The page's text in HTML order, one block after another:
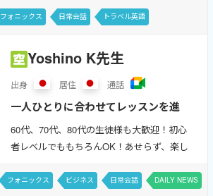
語を楽しく教えます！ 子どもから
ウトプットを重視し、正しい発音を身につ
フォニックス 日常会話 トラベル英語
Yoshino K先生
出身 居住 通話
一人ひとりに合わせてレッスンを進
めてまいります。英語を使ってみる
実践の場としてや、文法や発音にじ
わるお悩み相談なども、どうぞお気
60代、70代、80代の生徒様も大歓迎！初心
者レベルでももちろんOK！あせらず、楽し
う。上級者向けのビジネスやアカデミック
フォニックス ビジネス 日常会話 DAILY NEWS